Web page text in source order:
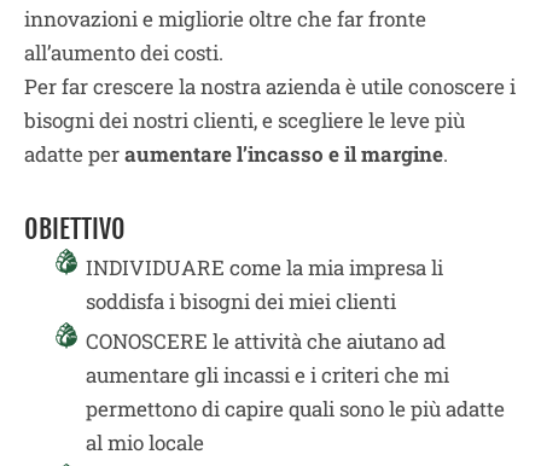
innovazioni e migliorie oltre che far fronte
all’aumento dei costi.
Per far crescere la nostra azienda è utile conoscere i
bisogni dei nostri clienti, e scegliere le leve più
adatte peraumentare l’incasso e il margine.
OBIETTIVO
INDIVIDUARE come la mia impresa li
soddisfa i bisogni dei miei clienti
CONOSCERE le attività che aiutano ad
aumentare gli incassi e i criteri che mi
permettono di capire quali sono le più adatte
al mio locale